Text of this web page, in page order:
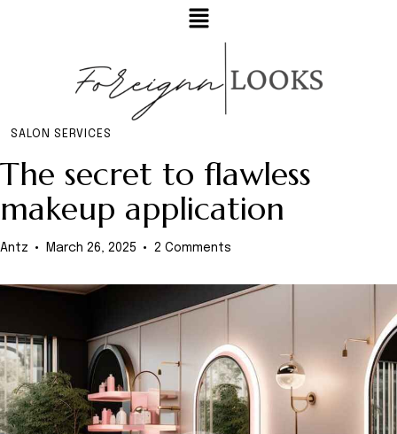
SALON SERVICES
The secret to flawless
makeup application
Antz March 26, 2025 2 Comments